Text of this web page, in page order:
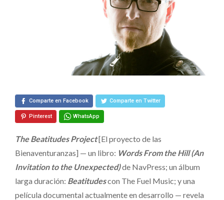
Documental
Comparte en Facebook Comparte en Twitter
Pinterest WhatsApp
The Beatitudes Project[El proyecto de las
Bienaventuranzas] — un libro: Words From the Hill (An
Invitation to the Unexpected)de NavPress; un álbum
larga duración: Beatitudescon The Fuel Music; y una
película documental actualmente en desarrollo — revela